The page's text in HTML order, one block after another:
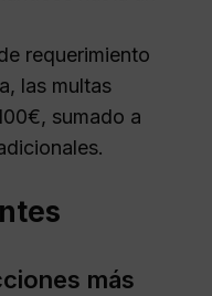
requerimiento
las multas
sumado a
más